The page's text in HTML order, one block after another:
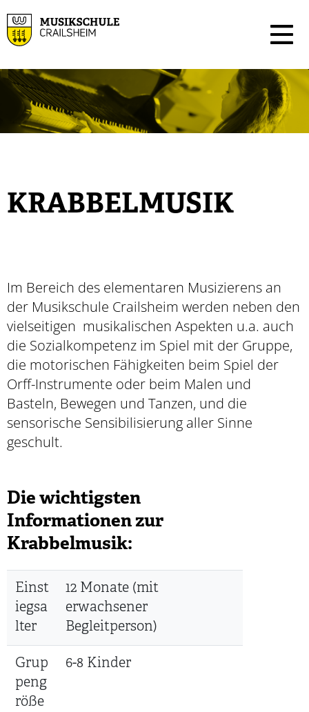
KRABBELMUSIK
Im Bereich des elementaren Musizierens an
der Musikschule Crailsheim werden neben den
vielseitigen musikalischen Aspekten u.a. auch
die Sozialkompetenz im Spiel mit der Gruppe,
die motorischen Fähigkeiten beim Spiel der
Orff-Instrumente oder beim Malen und
Basteln, Bewegen und Tanzen, und die
sensorische Sensibilisierung aller Sinne
geschult.
Die wichtigsten
Informationen zur
Krabbelmusik:
Einst
iegsa
lter
12 Monate (mit
erwachsener
Begleitperson)
Grup
peng
röße
6-8 Kinder